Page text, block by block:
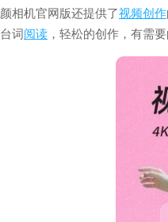
颜相机官网版还提供了视频创作
台词 阅读 ，轻松的创作，有需